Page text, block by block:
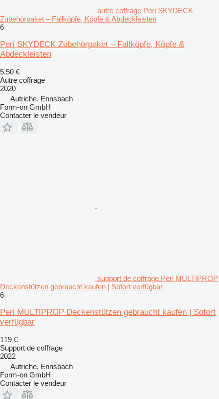
autre coffrage Peri SKYDECK
Zubehörpaket – Fallköpfe, Köpfe & Abdeckleisten
6
Peri SKYDECK Zubehörpaket – Fallköpfe, Köpfe &
Abdeckleisten
5,50 €
Autre coffrage
2020
Autriche, Ennsbach
Form-on GmbH
Contacter le vendeur
support de coffrage Peri MULTIPROP
Deckenstützen gebraucht kaufen | Sofort verfügbar
6
Peri MULTIPROP Deckenstützen gebraucht kaufen | Sofort
verfügbar
119 €
Support de coffrage
2022
Autriche, Ennsbach
Form-on GmbH
Contacter le vendeur